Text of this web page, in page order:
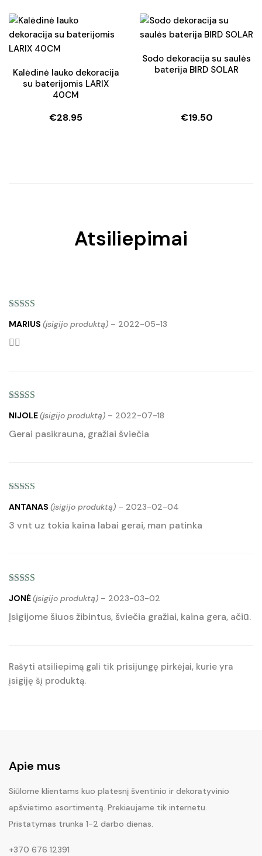
was:
€39.90.
is:
€31.90.
Kalėdinė lauko dekoracija
su baterijomis LARIX
40CM
€28.95
Sodo dekoracija su saulės
baterija BIRD SOLAR
€19.50
Atsiliepimai
iš 5
MARIUS (įsigijo produktą) – 2022-05-13
👍🏻
iš 5
NIJOLE(įsigijo produktą) – 2022-07-18
Gerai pasikrauna, gražiai šviečia
iš 5
ANTANAS (įsigijo produktą) – 2023-02-04
3 vnt uz tokia kaina labai gerai, man patinka
Įvertinimas:
iš 5
JONĖ(įsigijo produktą) – 2023-03-02
Įsigijome šiuos žibintus, šviečia gražiai, kaina gera, ačiū.
Rašyti atsiliepimą gali tik prisijungę pirkėjai, kurie yra
įsigiję šį produktą.
Apie mus
Siūlome klientams kuo platesnį šventinio ir dekoratyvinio
apšvietimo asortimentą. Prekiaujame tik internetu.
Pristatymas trunka 1-2 darbo dienas.
+370 676 12391